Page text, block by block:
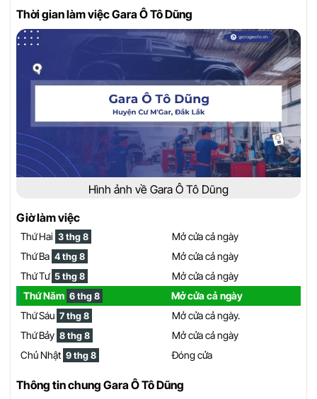
Thời gian làm việc Gara Ô Tô Dũng
Hình ảnh về Gara Ô Tô Dũng
Giờ làm việc
Thứ Hai 3 thg 8
Mở cửa cả ngày
Thứ Ba 4 thg 8
Mở cửa cả ngày
Thứ Tư 5 thg 8
Mở cửa cả ngày
Thứ Năm 6 thg 8
Mở cửa cả ngày
Thứ Sáu 7 thg 8
Mở cửa cả ngày.
Thứ Bảy 8 thg 8
Mở cửa cả ngày
Chủ Nhật 9 thg 8 Đóng cửa
Thông tin chung Gara Ô Tô Dũng